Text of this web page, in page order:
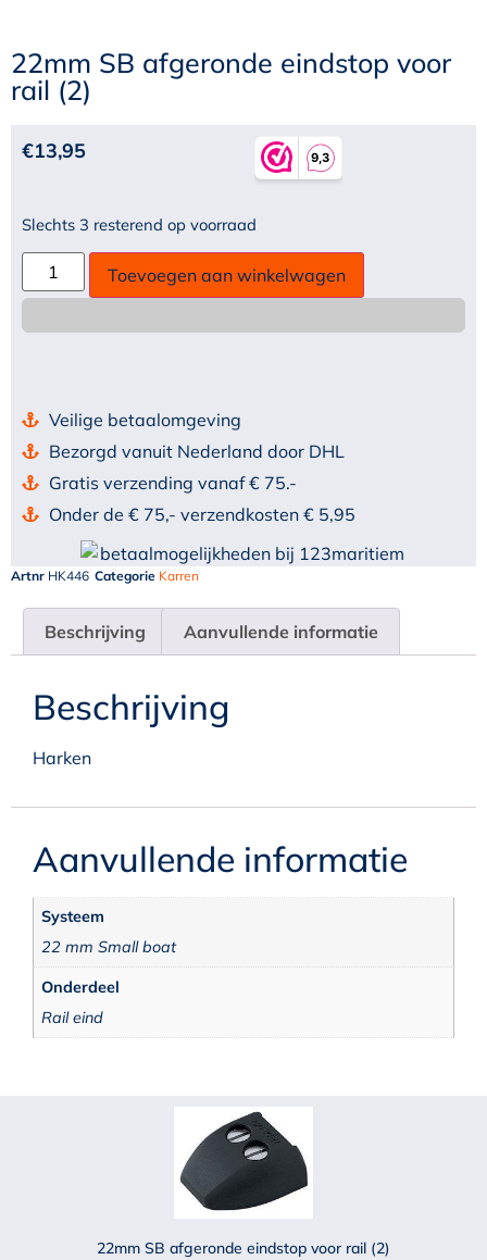
22mm SB afgeronde eindstop voor
rail (2)
€13,95
Slechts 3 resterend op voorraad
Toevoegen aan winkelwagen
Veilige betaalomgeving
Bezorgd vanuit Nederland door DHL
Gratis verzending vanaf € 75.-
Onder de € 75,- verzendkosten € 5,95
Artnr HK446 Categorie Karren
Beschrijving Aanvullende informatie
Beschrijving
Harken
Aanvullende informatie
Systeem
22 mm Small boat
Onderdeel
Rail eind
22mm SB afgeronde eindstop voor rail (2)